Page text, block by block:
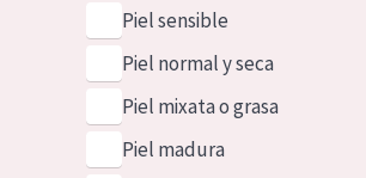
Piel sensible
Piel normal y seca
Piel mixata o grasa
Piel madura